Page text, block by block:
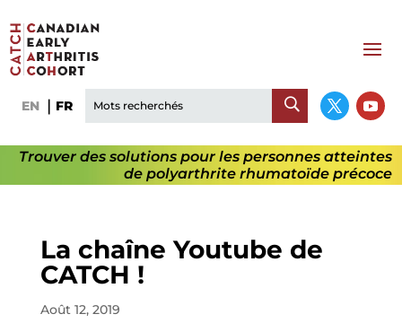
EN FR
Trouver des solutions pour les personnes atteintes
de polyarthrite rhumatoïde précoce
La chaîne Youtube de
CATCH !
Août 12, 2019